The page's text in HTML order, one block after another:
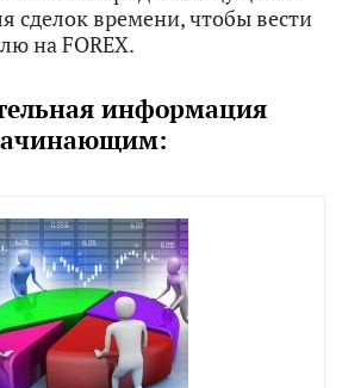
сделок времени, чтобы вести
на FOREX.
информация